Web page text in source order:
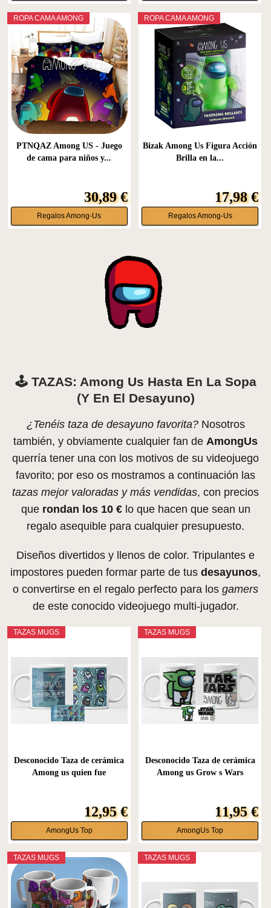
ROPA CAMA AMONG
PTNQAZ Among US - Juego
de cama para niños y...
30,89 €
Regalos Among-Us
ROPA CAMA AMONG
Bizak Among Us Figura Acción
Brilla en la...
17,98 €
Regalos Among-Us
🕹️ TAZAS: Among Us Hasta En La Sopa
(y En El Desayuno)
¿Tenéis taza de desayuno favorita?Nosotros
también, y obviamente cualquier fan de AmongUs
querría tener una con los motivos de su videojuego
favorito; por eso os mostramos a continuación las
tazas mejor valoradas y más vendidas, con precios
que rondan los 10 € lo que hacen que sean un
regalo asequible para cualquier presupuesto.
Diseños divertidos y llenos de color. Tripulantes e
impostores pueden formar parte de tus desayunos,
o convertirse en el regalo perfecto para los gamers
de este conocido videojuego multi-jugador.
TAZAS MUGS
Desconocido Taza de cerámica
Among us quien fue
12,95 €
AmongUs Top
TAZAS MUGS
Desconocido Taza de cerámica
Among us Grow s Wars
11,95 €
AmongUs Top
TAZAS MUGS TAZAS MUGS